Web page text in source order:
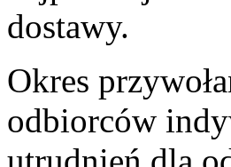
dostawy.
Okres
odbiorców